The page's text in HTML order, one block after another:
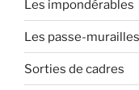
Les impondérables
Les passe-murailles
Sorties de cadres